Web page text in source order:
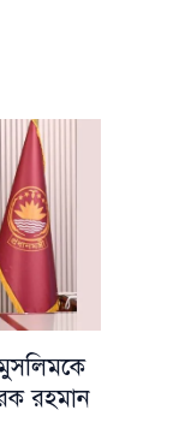
রহমান